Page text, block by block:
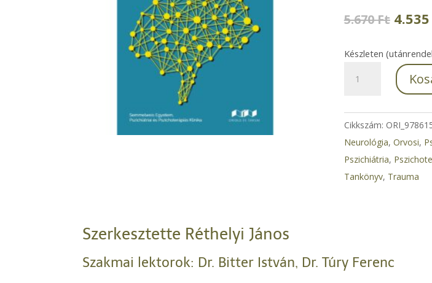
5.670Ft
was:
4.535
Készleten
Pszichiátria
(3.
kiad.)
mennyiség
Cikkszám:
Neurológia, Orvosi,
Pszichiátria,
Tankönyv, Trauma
Szerkesztette Réthelyi János
Szakmai lektorok: Dr. Bitter István, Dr. Túry Ferenc